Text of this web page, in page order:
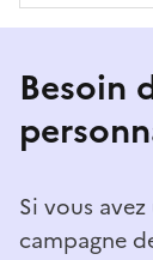
Besoin
Si vous
campagne